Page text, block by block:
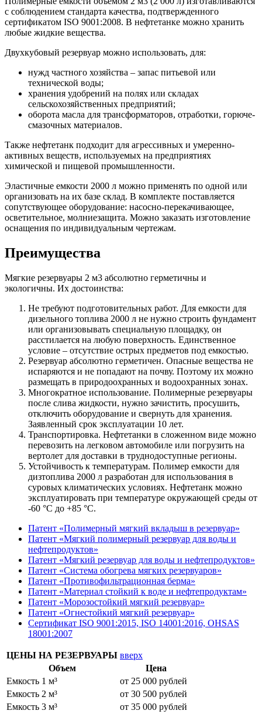
с соблюдением стандарта качества, подтвержденного
сертификатом ISO 9001:2008. В нефтетанке можно хранить
любые жидкие вещества.
Двухкубовый резервуар можно использовать, для:
нужд частного хозяйства – запас питьевой или
технической воды;
хранения удобрений на полях или складах
сельскохозяйственных предприятий;
оборота масла для трансформаторов, отработки, горюче-
смазочных материалов.
Также нефтетанк подходит для агрессивных и умеренно-
активных веществ, используемых на предприятиях
химической и пищевой промышленности.
Эластичные емкости 2000 л можно применять по одной или
организовать на их базе склад. В комплекте поставляется
сопутствующее оборудование: насосно-перекачивающее,
осветительное, молниезащита. Можно заказать изготовление
оснащения по индивидуальным чертежам.
Преимущества
Мягкие резервуары 2 м3 абсолютно герметичны и
экологичны. Их достоинства:
Не требуют подготовительных работ. Для емкости для
дизельного топлива 2000 л не нужно строить фундамент
или организовывать специальную площадку, он
расстилается на любую поверхность. Единственное
условие – отсутствие острых предметов под емкостью.
Резервуар абсолютно герметичен. Опасные вещества не
испаряются и не попадают на почву. Поэтому их можно
размещать в природоохранных и водоохранных зонах.
Многократное использование. Полимерные резервуары
после слива жидкости, нужно зачистить, просушить,
отключить оборудование и свернуть для хранения.
Заявленный срок эксплуатации 10 лет.
Транспортировка. Нефтетанки в сложенном виде можно
перевозить на легковом автомобиле или погрузить на
вертолет для доставки в труднодоступные регионы.
Устойчивость к температурам. Полимер емкости для
дизтоплива 2000 л разработан для использования в
суровых климатических условиях. Нефтетанк можно
эксплуатировать при температуре окружающей среды от
-60 °С до +85 °С.
Патент «Полимерный мягкий вкладыш в резервуар»
Патент «Мягкий полимерный резервуар для воды и
нефтепродуктов»
Патент «Мягкий резервуар для воды и нефтепродуктов»
Патент «Система обогрева мягких резервуаров»
Патент «Противофильтрационная берма»
Патент «Материал стойкий к воде и нефтепродуктам»
Патент «Морозостойкий мягкий резервуар»
Патент «Огнестойкий мягкий резервуар»
Сертификат ISO 9001:2015, ISO 14001:2016, OHSAS
18001:2007
ЦЕНЫ НА РЕЗЕРВУАРЫ вверх
Объем
Цена
Емкость 1 м³
от 25 000 рублей
Емкость 2 м³
от 30 500 рублей
Емкость 3 м³
от 35 000 рублей